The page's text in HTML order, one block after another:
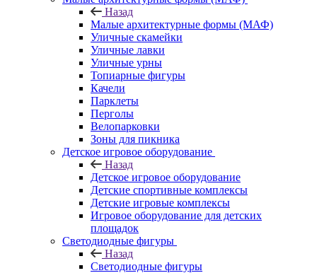
Назад
Малые архитектурные формы (МАФ)
Уличные скамейки
Уличные лавки
Уличные урны
Топиарные фигуры
Качели
Парклеты
Перголы
Велопарковки
Зоны для пикника
Детское игровое оборудование
Назад
Детское игровое оборудование
Детские спортивные комплексы
Детские игровые комплексы
Игровое оборудование для детских
площадок
Светодиодные фигуры
Назад
Светодиодные фигуры